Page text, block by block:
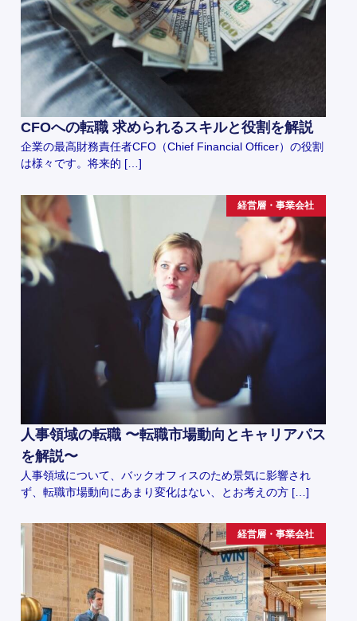
CFOへの転職 求められるスキルと役割を解説
企業の最高財務責任者CFO（Chief Financial Officer）の役割
は様々です。将来的 […]
経営層・事業会社
人事領域の転職 〜転職市場動向とキャリアパス
を解説〜
人事領域について、バックオフィスのため景気に影響され
ず、転職市場動向にあまり変化はない、とお考えの方 […]
経営層・事業会社